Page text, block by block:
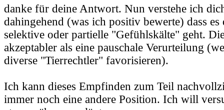
danke für deine Antwort. Nun verstehe ich
dahingehend (was ich positiv bewerte) dass
selektive oder partielle "Gefühlskälte" geht.
akzeptabler als eine pauschale Verurteilung
diverse "Tierrechtler" favorisieren).
Ich kann dieses Empfinden zum Teil
immer noch eine andere Position. Ich will